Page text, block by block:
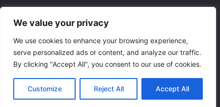
We value your privacy
We use cookies to enhance your browsing experience,
serve personalized ads or content, and analyze our traffic.
By clicking "Accept All", you consent to our use of cookies.
Customize Reject All Accept All
Privacy Policy